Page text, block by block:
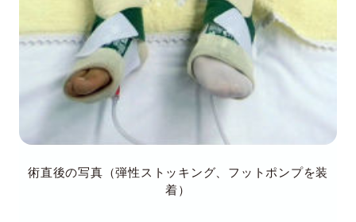
術直後の写真（弾性ストッキング、フットポンプを装
着）